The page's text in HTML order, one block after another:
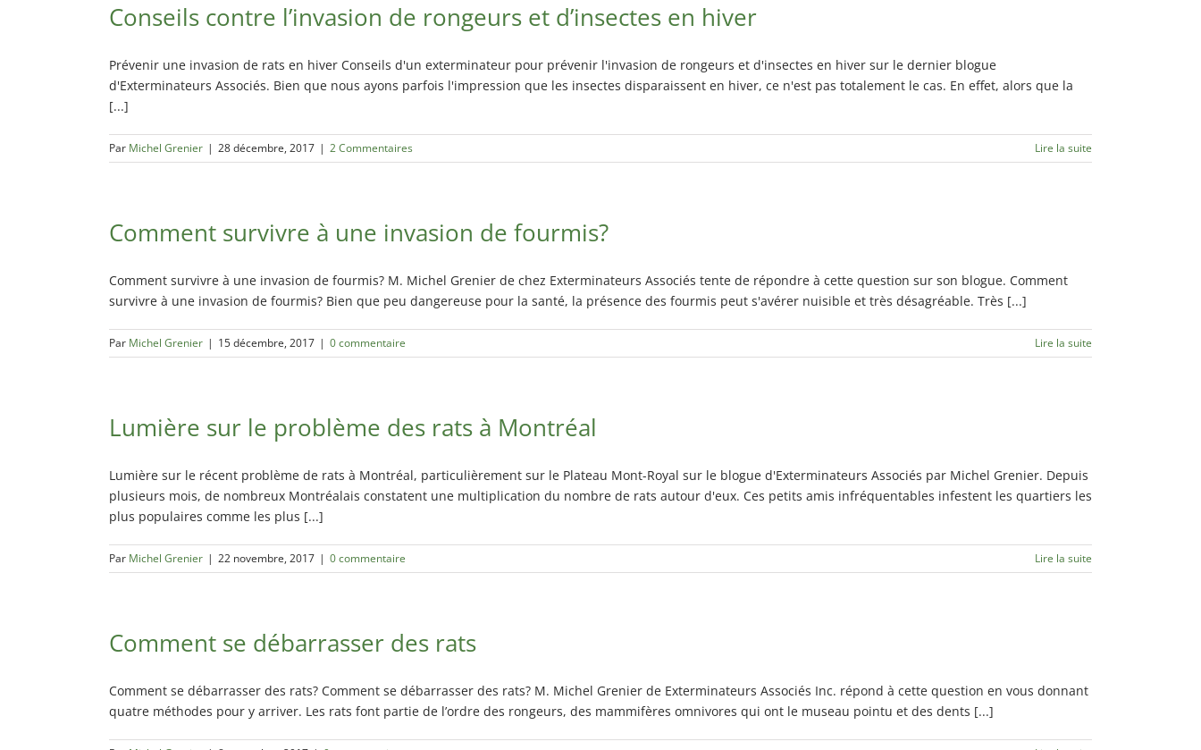
Exterminateur Montréal-Est
Exterminateur Pointe-aux-Trembles
Exterminateur Rosemont / La Petite Patrie
Exterminateur Varennes
Conseils contre l’invasion de rongeurs et d’insectes en hiver
Prévenir une invasion de rats en hiver Conseils d'un exterminateur pour prévenir l'invasion de rongeurs et d'insectes en hiver sur le dernier blogue
d'Exterminateurs Associés. Bien que nous ayons parfois l'impression que les insectes disparaissent en hiver, ce n'est pas totalement le cas. En effet, alors que la
[...]
Par Michel Grenier | 28 décembre, 2017 | 2 Commentaires Lire la suite
Comment survivre à une invasion de fourmis?
Comment survivre à une invasion de fourmis? M. Michel Grenier de chez Exterminateurs Associés tente de répondre à cette question sur son blogue. Comment
survivre à une invasion de fourmis? Bien que peu dangereuse pour la santé, la présence des fourmis peut s'avérer nuisible et très désagréable. Très [...]
Par Michel Grenier | 15 décembre, 2017 | 0 commentaire Lire la suite
Lumière sur le problème des rats à Montréal
Lumière sur le récent problème de rats à Montréal, particulièrement sur le Plateau Mont-Royal sur le blogue d'Exterminateurs Associés par Michel Grenier. Depuis
plusieurs mois, de nombreux Montréalais constatent une multiplication du nombre de rats autour d'eux. Ces petits amis infréquentables infestent les quartiers les
plus populaires comme les plus [...]
Par Michel Grenier | 22 novembre, 2017 | 0 commentaire Lire la suite
Comment se débarrasser des rats
Comment se débarrasser des rats? Comment se débarrasser des rats? M. Michel Grenier de Exterminateurs Associés Inc. répond à cette question en vous donnant
quatre méthodes pour y arriver. Les rats font partie de l’ordre des rongeurs, des mammifères omnivores qui ont le museau pointu et des dents [...]